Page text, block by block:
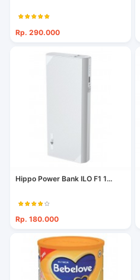
Rp. 290.000
Hippo Power Bank ILO F1 1...
Rp. 180.000